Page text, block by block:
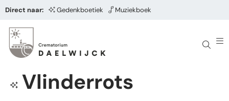
Direct naar: Gedenkboetiek Muziekboek
Vlinderrots